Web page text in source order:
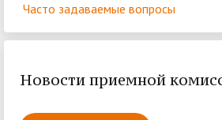
Часто задаваемые вопросы
Новости приемной